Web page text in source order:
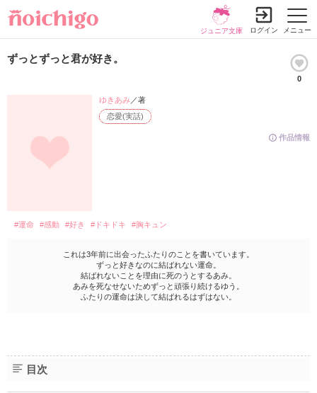
メニュー
ジュニア文庫 ログイン
ずっとずっと君が好き。
0
作品情報
恋愛(実話)
ゆきあみ／著
#運命 #感動 #好き #ドキドキ #胸キュン
これは3年前に出会ったふたりのことを書いています。
ずっと好きなのに結ばれない運命。
結ばれないことを理由に死のうとするあみ。
あみを死なせないためずっと頑張り続けるゆう。
ふたりの運命は決して結ばれるはずはない。
目次